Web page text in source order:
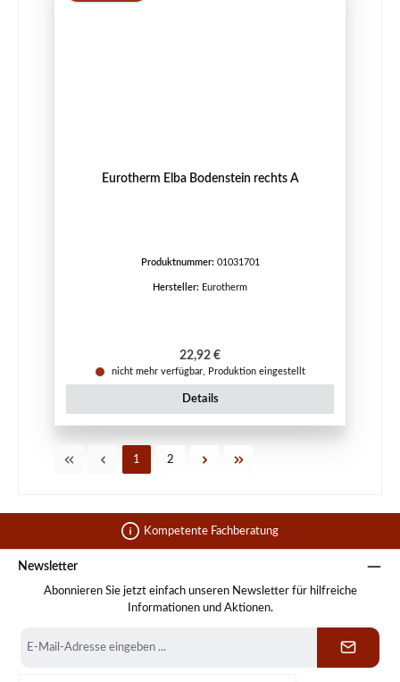
Eurotherm Elba Bodenstein rechts A
Produktnummer: 01031701
Hersteller: Eurotherm
Regulärer Preis:
22,92 €
nicht mehr verfügbar, Produktion eingestellt
Details
Seite
1 Seite
2
Kompetente Fachberatung
Newsletter
Abonnieren Sie jetzt einfach unseren Newsletter für hilfreiche
Informationen und Aktionen.
Mail-